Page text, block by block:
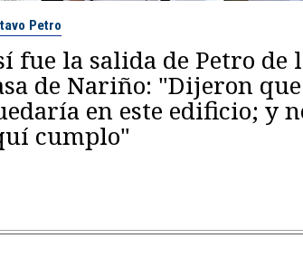
Petro
fue la salida de Petro de
de Nariño: "Dijeron
en este edificio; y
cumplo"